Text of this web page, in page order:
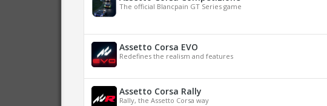
The official Blancpain GT Series game
Assetto Corsa EVO
Redefines the realism and features
Assetto Corsa Rally
Rally, the Assetto Corsa way